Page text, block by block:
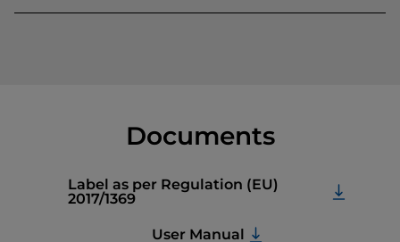
Documents
Label as per Regulation (EU)
2017/1369
User Manual